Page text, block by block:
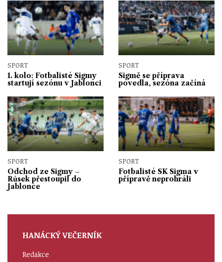
SPORT
1. kolo: Fotbalisté Sigmy
startují sezónu v Jablonci
SPORT
Sigmě se příprava
povedla, sezóna začíná
SPORT
Odchod ze Sigmy –
Růsek přestoupil do
Jablonce
SPORT
Fotbalisté SK Sigma v
přípravě neprohráli
HANÁCKÝ VEČERNÍK
Redakce